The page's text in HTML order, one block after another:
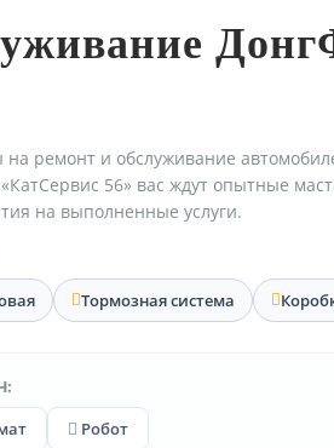
ремонт и обслуживание
56» вас ждут опытные
на выполненные услуги.
Тормозная система
Робот